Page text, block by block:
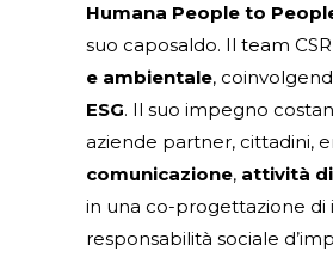
Humana People to
suo caposaldo. Il team
e ambientale,
ESG. Il suo impegno
aziende partner, cittadini,
comunicazione, attività
in una co-progettazione
responsabilità sociale